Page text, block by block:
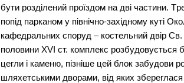
бути роздiлений проїздом на двi частини.
попiд парканом у пiвнiчно-захiдному кутi
кафедральних споруд – костельний двiр
половини XVI ст. комплекс
цегли i каменю, пiзнiше цей блок забудови
шляхетськими дворами, вiд яких